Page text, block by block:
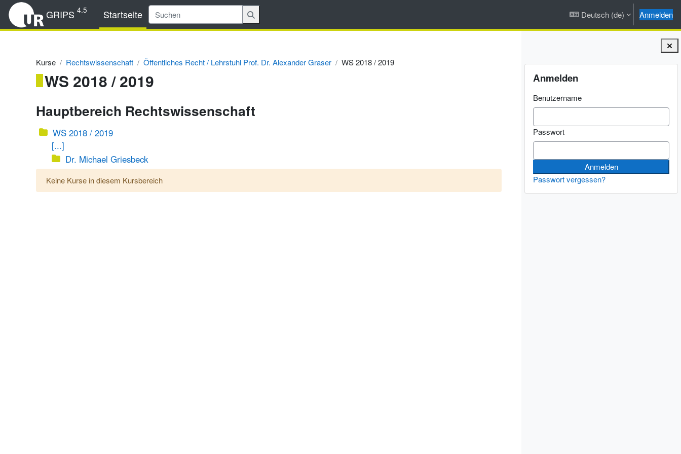
Zum Hauptinhalt
GRIPS 4.5 Startseite Deutsch ‎(de)‎ Anmelden
Blöcke
Anmelden
Benutzername
Passwort
Passwort vergessen?
Kurse Rechtswissenschaft Öffentliches Recht / Lehrstuhl Prof. Dr. Alexander Graser WS 2018 / 2019
WS 2018 / 2019
Hauptbereich Rechtswissenschaft
WS 2018 / 2019
[...]
Dr. Michael Griesbeck
Keine Kurse in diesem Kursbereich